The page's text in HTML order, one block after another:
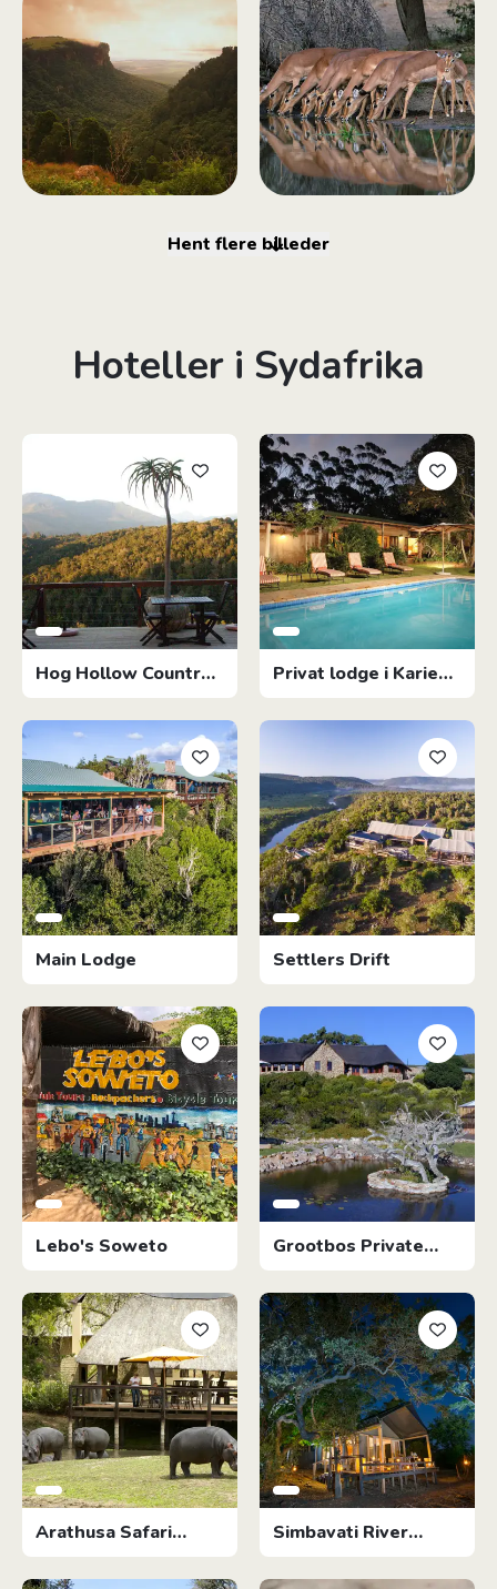
Hent flere billeder
Hoteller i Sydafrika
Hog Hollow Country
Lodge
Privat lodge i Kariega
reservatet
Main Lodge Settlers Drift
Lebo's Soweto
Grootbos Private
Nature Reserve
Arathusa Safari
Lodge
Simbavati River
Lodge